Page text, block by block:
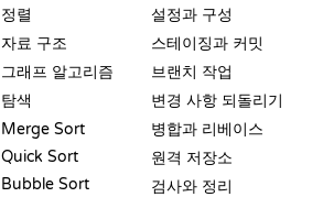
정렬
자료 구조
그래프 알고리즘
탐색
Merge Sort
Quick Sort
Bubble Sort
설정과 구성
스테이징과 커밋
브랜치 작업
변경 사항 되돌리기
병합과 리베이스
원격 저장소
검사와 정리